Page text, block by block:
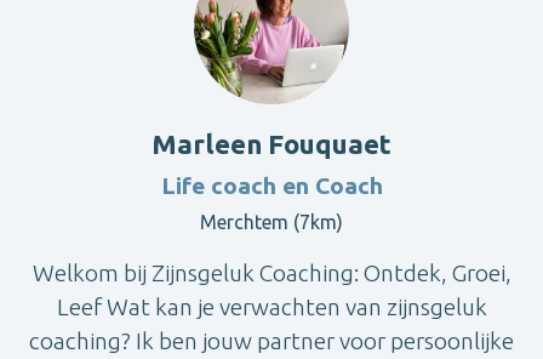
Marleen Fouquaet
Life coach en Coach
Merchtem (7km)
Welkom bij Zijnsgeluk Coaching: Ontdek, Groei,
Leef Wat kan je verwachten van zijnsgeluk
coaching? Ik ben jouw partner voor persoonlijke